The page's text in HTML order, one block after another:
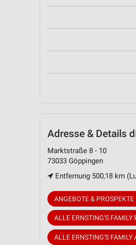
Adresse & Details
Marktstraße 8 - 10
73033 Göppingen
Entfernung 500,18 km
ANGEBOTE &
ALLE ERNSTING'S FAMILY
ALLE ERNSTING'S FAMILY